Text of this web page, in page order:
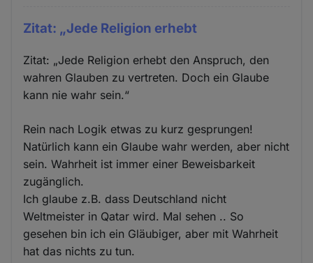
Zitat: „Jede Religion erhebt
Zitat: „Jede Religion erhebt den Anspruch, den
wahren Glauben zu vertreten. Doch ein Glaube
kann nie wahr sein.“
Rein nach Logik etwas zu kurz gesprungen!
Natürlich kann ein Glaube wahr werden, aber nicht
sein. Wahrheit ist immer einer Beweisbarkeit
zugänglich.
Ich glaube z.B. dass Deutschland nicht
Weltmeister in Qatar wird. Mal sehen .. So
gesehen bin ich ein Gläubiger, aber mit Wahrheit
hat das nichts zu tun.